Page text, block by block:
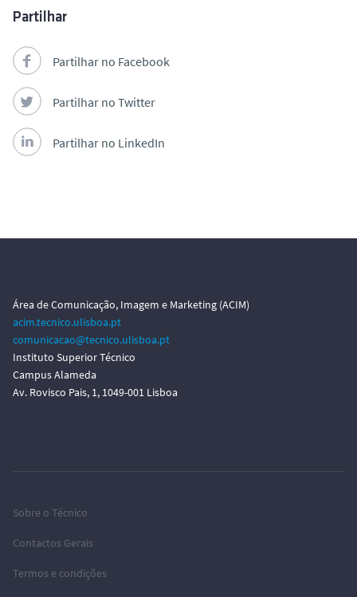
Partilhar
Partilhar no Facebook
Partilhar no Twitter
Partilhar no LinkedIn
Área de Comunicação, Imagem e Marketing (ACIM)
acim.tecnico.ulisboa.pt
comunicacao@tecnico.ulisboa.pt
Instituto Superior Técnico
Campus Alameda
Av. Rovisco Pais, 1, 1049-001 Lisboa
Sobre o Técnico
Contactos Gerais
Termos e condições